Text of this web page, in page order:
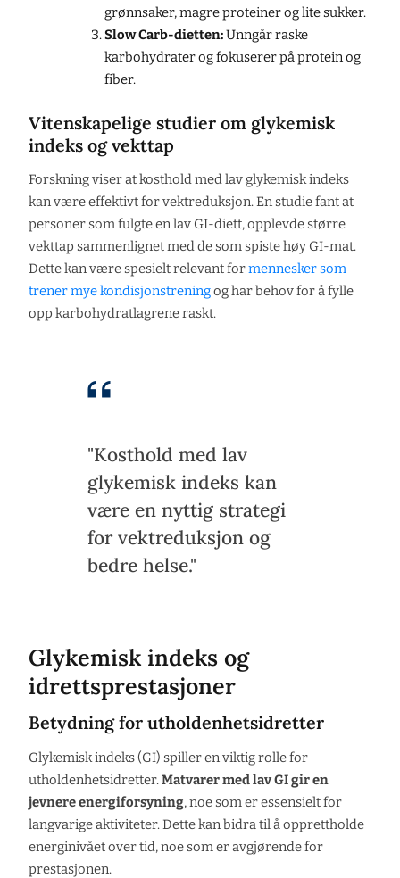
grønnsaker, magre proteiner og lite sukker.
Slow Carb-dietten:Unngår raske
karbohydrater og fokuserer på protein og
fiber.
Vitenskapelige studier om glykemisk
indeks og vekttap
Forskning viser at kosthold med lav glykemisk indeks
kan være effektivt for vektreduksjon. En studie fant at
personer som fulgte en lav GI-diett, opplevde større
vekttap sammenlignet med de som spiste høy GI-mat.
Dette kan være spesielt relevant formennesker som
trener mye kondisjonstreningog har behov for å fylle
opp karbohydratlagrene raskt.
"Kosthold med lav
glykemisk indeks kan
være en nyttig strategi
for vektreduksjon og
bedre helse."
Glykemisk indeks og
idrettsprestasjoner
Betydning for utholdenhetsidretter
Glykemisk indeks (GI) spiller en viktig rolle for
utholdenhetsidretter.Matvarer med lav GI gir en
jevnere energiforsyning, noe som er essensielt for
langvarige aktiviteter. Dette kan bidra til å opprettholde
energinivået over tid, noe som er avgjørende for
prestasjonen.